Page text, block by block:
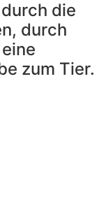
die
durch
zum Tier.